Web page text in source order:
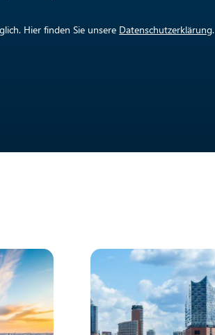
Hier finden Sie unsere Datenschutzerklärung.